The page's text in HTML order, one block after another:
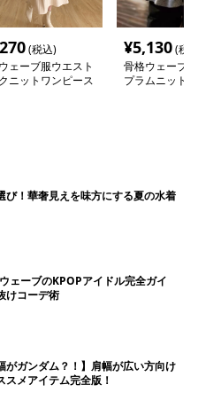
(税込)
ェーブ服ウエスト
ニットワンピース
¥5,130(税
骨格ウェーブV
プラムニット
び！華奢見えを味方にする夏の水着
ェーブのKPOPアイドル完全ガイ
けコーデ術
がガンダム？！】肩幅が広い方向け
メアイテム完全版！